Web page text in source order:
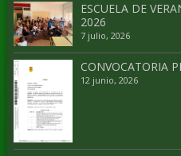
ESCUELA DE
2026
7 julio, 2026
CONVOCATORIA
12 junio, 2026